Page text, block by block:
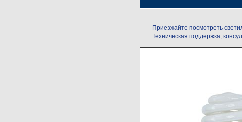
Приезжайте посмотреть
Техническая поддержка,